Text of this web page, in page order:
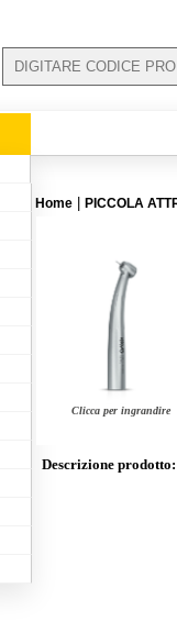
Home PICCOLA
Clicca per ingrandire
Descrizione prodotto: